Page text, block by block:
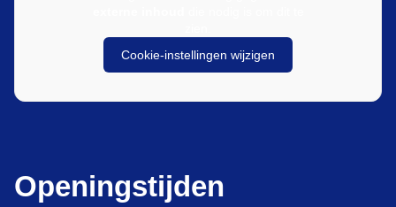
Cookie-instellingen wijzigen
Openingstijden